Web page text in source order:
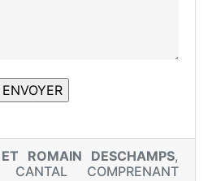
ROMAIN DESCHAMPS,
CANTAL COMPRENANT